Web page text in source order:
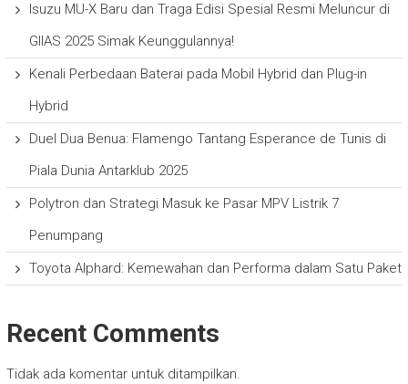
Isuzu MU-X Baru dan Traga Edisi Spesial Resmi Meluncur di
GIIAS 2025 Simak Keunggulannya!
Kenali Perbedaan Baterai pada Mobil Hybrid dan Plug-in
Hybrid
Duel Dua Benua: Flamengo Tantang Esperance de Tunis di
Piala Dunia Antarklub 2025
Polytron dan Strategi Masuk ke Pasar MPV Listrik 7
Penumpang
Toyota Alphard: Kemewahan dan Performa dalam Satu Paket
Recent Comments
Tidak ada komentar untuk ditampilkan.